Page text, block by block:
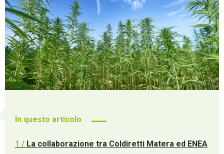
In questo articolo
1 / La collaborazione tra Coldiretti Matera ed ENEA